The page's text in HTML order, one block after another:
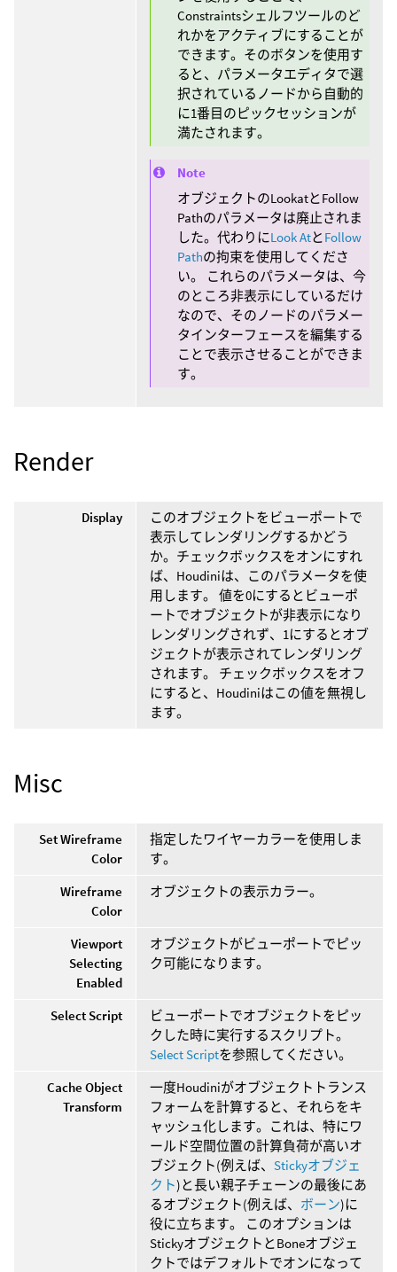
Constraintsシェルフツールのど
れかをアクティブにすることが
できます。そのボタンを使用す
ると、パラメータエディタで選
択されているノードから自動的
に1番目のピックセッションが
満たされます。
Note
オブジェクトのLookatとFollow
Pathのパラメータは廃止されま
した。代わりにLook AtとFollow
Pathの拘束を使用してくださ
い。 これらのパラメータは、今
のところ非表示にしているだけ
なので、そのノードのパラメー
タインターフェースを編集する
ことで表示させることができま
す。
Render
Display
このオブジェクトをビューポートで
表示してレンダリングするかどう
か。チェックボックスをオンにすれ
ば、Houdiniは、このパラメータを使
用します。 値を0にするとビューポ
ートでオブジェクトが非表示になり
レンダリングされず、1にするとオブ
ジェクトが表示されてレンダリング
されます。 チェックボックスをオフ
にすると、Houdiniはこの値を無視し
ます。
Misc
Set Wireframe
Color
指定したワイヤーカラーを使用しま
す。
Wireframe
Color
オブジェクトの表示カラー。
Viewport
Selecting
Enabled
オブジェクトがビューポートでピッ
ク可能になります。
Select Script
ビューポートでオブジェクトをピッ
クした時に実行するスクリプト。
Select Scriptを参照してください。
Cache Object
Transform
一度Houdiniがオブジェクトトランス
フォームを計算すると、それらをキ
ャッシュ化します。これは、特にワ
ールド空間位置の計算負荷が高いオ
ブジェクト(例えば、 Stickyオブジェ
クト)と長い親子チェーンの最後にあ
るオブジェクト(例えば、 ボーン)に
役に立ちます。 このオプションは
StickyオブジェクトとBoneオブジェ
クトではデフォルトでオンになって